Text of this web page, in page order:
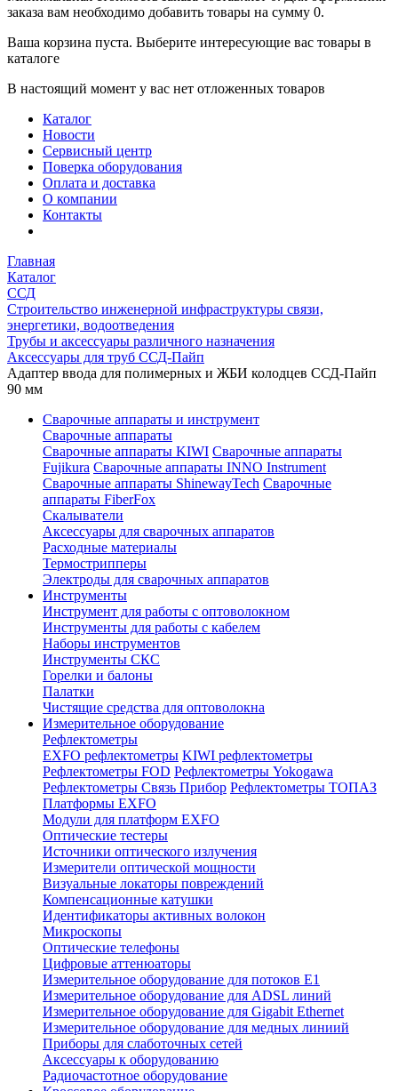
заказа вам необходимо добавить товары на сумму 0.
Ваша корзина пуста. Выберите интересующие вас товары в
каталоге
В настоящий момент у вас нет отложенных товаров
Каталог
Новости
Сервисный центр
Поверка оборудования
Оплата и доставка
О компании
Контакты
Главная
Каталог
ССД
Строительство инженерной инфраструктуры связи,
энергетики, водоотведения
Трубы и аксессуары различного назначения
Аксессуары для труб ССД-Пайп
Адаптер ввода для полимерных и ЖБИ колодцев ССД-Пайп
90 мм
Сварочные аппараты и инструмент
Сварочные аппараты
Сварочные аппараты KIWI Сварочные аппараты
Fujikura Сварочные аппараты INNO Instrument
Сварочные аппараты ShinewayTech Cварочные
аппараты FiberFox
Скалыватели
Аксессуары для сварочных аппаратов
Расходные материалы
Термострипперы
Электроды для сварочных аппаратов
Инструменты
Инструмент для работы с оптоволокном
Инструменты для работы с кабелем
Наборы инструментов
Инструменты СКС
Горелки и балоны
Палатки
Чистящие средства для оптоволокна
Измерительное оборудование
Рефлектометры
EXFO рефлектометры KIWI рефлектометры
Рефлектометры FOD Рефлектометры Yokogawa
Рефлектометры Связь Прибор Рефлектометры ТОПАЗ
Платформы EXFO
Модули для платформ EXFO
Оптические тестеры
Источники оптического излучения
Измерители оптической мощности
Визуальные локаторы повреждений
Компенсационные катушки
Идентификаторы активных волокон
Микроскопы
Оптические телефоны
Цифровые аттенюаторы
Измерительное оборудование для потоков Е1
Измерительное оборудование для ADSL линий
Измерительное оборудование для Gigabit Ethernet
Измерительное оборудование для медных линиий
Приборы для слаботочных сетей
Аксессуары к оборудованию
Радиочастотное оборудование